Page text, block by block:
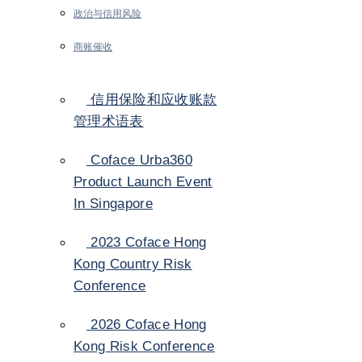
政治与信用风险
商账催收
信用保险和应收账款
管理术语表
Coface Urba360
Product Launch Event
In Singapore
2023 Coface Hong
Kong Country Risk
Conference
2026 Coface Hong
Kong Risk Conference